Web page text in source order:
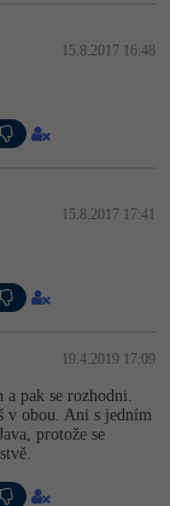
15.8.2017 16:48
15.8.2017 17:41
19.4.2019 17:09
a pak se rozhodni.
v obou. Ani s jedním
protože se